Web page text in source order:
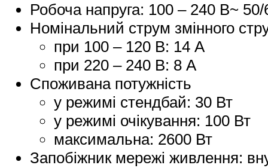
Робоча напруга: 100 – 240 В~
Номінальний струм змінного
при 100 – 120 В: 14 А
при 220 – 240 В: 8 А
Споживана потужність
у режимі стендбай: 30 Вт
у режимі очікування: 100 Вт
максимальна: 2600 Вт
Запобіжник мережі живлення: